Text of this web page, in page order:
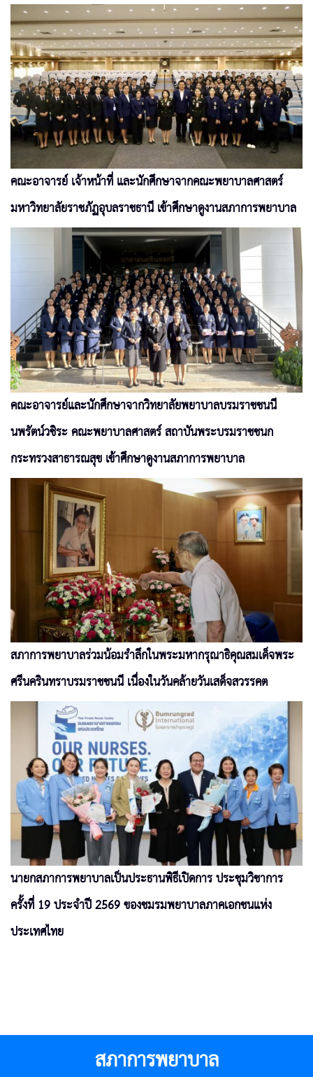
คณะอาจารย์ เจ้าหน้าที่ และนักศึกษาจากคณะพยาบาลศาสตร์
มหาวิทยาลัยราชภัฏอุบลราชธานี เข้าศึกษาดูงานสภาการพยาบาล
คณะอาจารย์และนักศึกษาจากวิทยาลัยพยาบาลบรมราชชนนี
นพรัตน์วชิระ คณะพยาบาลศาสตร์ สถาบันพระบรมราชชนก
กระทรวงสาธารณสุข เข้าศึกษาดูงานสภาการพยาบาล
สภาการพยาบาลร่วมน้อมรำลึกในพระมหากรุณาธิคุณสมเด็จพระ
ศรีนครินทราบรมราชชนนี เนื่องในวันคล้ายวันเสด็จสวรรคต
นายกสภาการพยาบาลเป็นประธานพิธีเปิดการ ประชุมวิชาการ
ครั้งที่ 19 ประจำปี 2569 ของชมรมพยาบาลภาคเอกชนแห่ง
ประเทศไทย
สภาการพยาบาล